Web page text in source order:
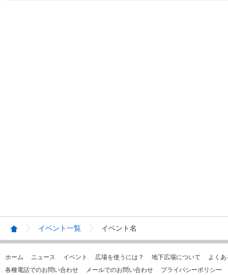
イベント一覧 イベント名
ホーム ニュース イベント 広場を使うには？ 地下広場について
よく
各種電話でのお問い合わせ
メールでのお問い合わせ プライバシーポリシー